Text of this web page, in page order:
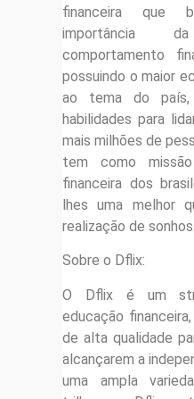
financeira que
importância
comportamento
possuindo o maior
ao tema do país,
habilidades para
mais milhões de
tem como
financeira dos
lhes uma melhor
realização de sonhos.
Sobre o Dflix:
O Dflix é um
educação
de alta qualidade
alcançarem a
uma ampla